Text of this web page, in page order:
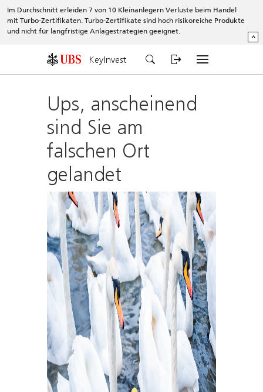
Im Durchschnitt erleiden 7 von 10 Kleinanlegern Verluste beim Handel
mit Turbo-Zertifikaten. Turbo-Zertifikate sind hoch risikoreiche Produkte
und nicht für langfristige Anlagestrategien geeignet.
^
KeyInvest
Ups, anscheinend
sind Sie am
falschen Ort
gelandet